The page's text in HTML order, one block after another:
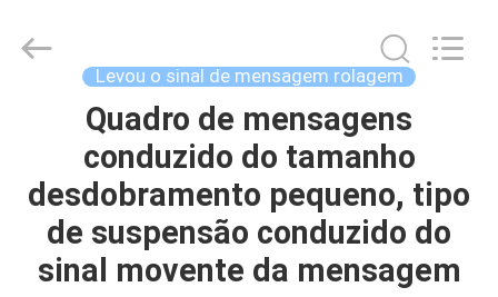
PRODUTOS
SOBRE
Technology
Levou o sinal de mensagem rolagem
Quadro de mensagens
conduzido do tamanho
desdobramento pequeno, tipo
de suspensão conduzido do
sinal movente da mensagem